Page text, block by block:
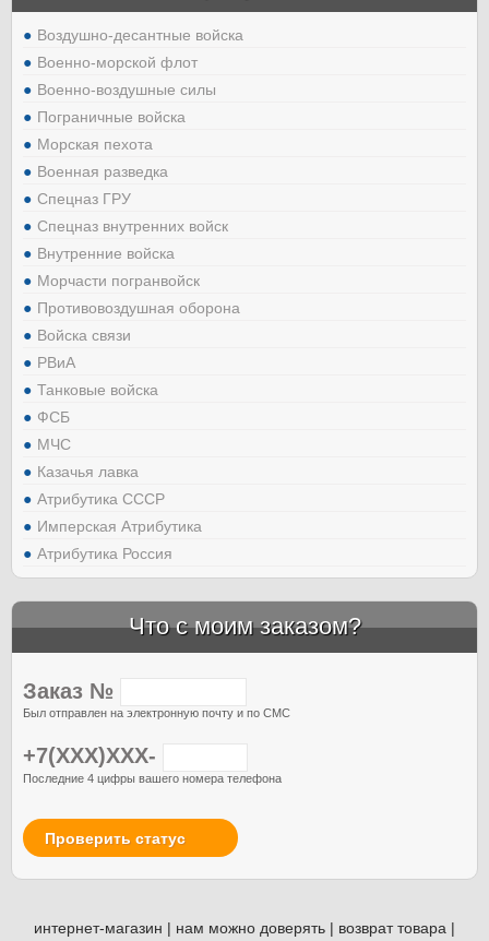
Воздушно-десантные войска
Военно-морской флот
Военно-воздушные силы
Пограничные войска
Морская пехота
Военная разведка
Спецназ ГРУ
Спецназ внутренних войск
Внутренние войска
Морчасти погранвойск
Противовоздушная оборона
Войска связи
РВиА
Танковые войска
ФСБ
МЧС
Казачья лавка
Атрибутика СССР
Имперская Атрибутика
Атрибутика Россия
Что с моим заказом?
Заказ №
Был отправлен на электронную почту и по СМС
+7(XXX)XXX-
Последние 4 цифры вашего номера телефона
Проверить статус
интернет-магазин | нам можно доверять | возврат товара |